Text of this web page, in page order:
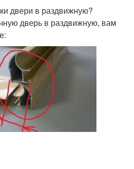
двери в раздвижную?
дверь в раздвижную, вам